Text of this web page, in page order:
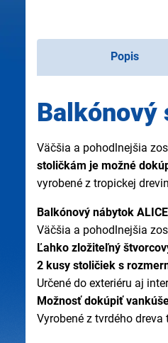
Popis
Balkónový
Väčšia a pohodlnejšia
stoličkám je možné
vyrobené z tropickej
Balkónový nábytok
Väčšia a pohodlnejšia
Ľahko zložiteľný
2 kusy stoličiek s
Určené do exteriéru aj
Možnosť dokúpiť
Vyrobené z tvrdého